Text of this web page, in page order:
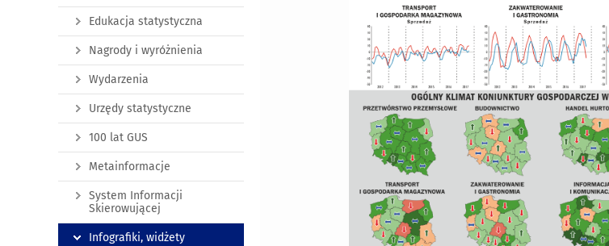
Edukacja statystyczna
Nagrody i wyróżnienia
Wydarzenia
Urzędy statystyczne
100 lat GUS
Metainformacje
System Informacji
Skierowującej
Infografiki, widżety